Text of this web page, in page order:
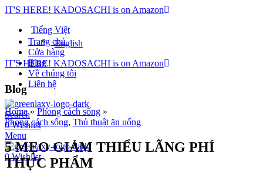
IT'S HERE! KADOSACHI is on Amazon
Tiếng Việt
English
IT'S HERE! KADOSACHI is on Amazon
Trang chủ
Cửa hàng
Blog
Về chúng tôi
Liên hệ
Search
0Wishlist
Menu
0Wishlist
Blog
Home»Phong cách sống »
Phong cách sống, Thủ thuật ăn uống
5 MẸO GIẢM THIỂU LÃNG PHÍ
THỰC PHẨM